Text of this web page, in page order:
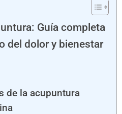
Guía completa
del dolor y bienestar
de la acupuntura